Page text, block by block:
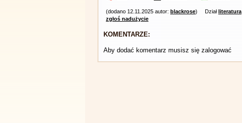
(dodano 12.11.2025 autor: blackrose) Działliteratura
zgłoś nadużycie
KOMENTARZE:
Aby dodać komentarz musisz się zalogować